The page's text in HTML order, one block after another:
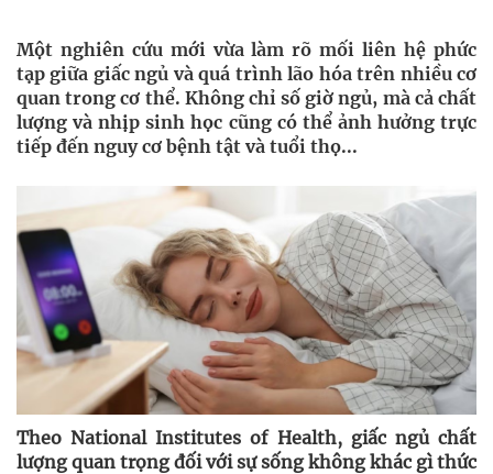
Một nghiên cứu mới vừa làm rõ mối liên hệ phức
tạp giữa giấc ngủ và quá trình lão hóa trên nhiều cơ
quan trong cơ thể. Không chỉ số giờ ngủ, mà cả chất
lượng và nhịp sinh học cũng có thể ảnh hưởng trực
tiếp đến nguy cơ bệnh tật và tuổi thọ...
Theo National Institutes of Health, giấc ngủ chất
lượng quan trọng đối với sự sống không khác gì thức